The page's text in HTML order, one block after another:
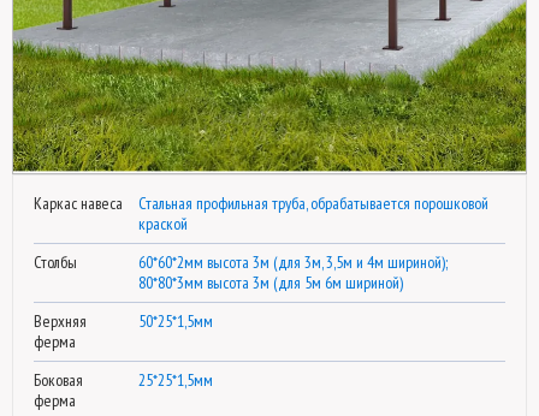
Каркас навеса
Стальная профильная труба, обрабатывается порошковой
краской
Столбы
60*60*2мм высота 3м (для 3м, 3,5м и 4м шириной);
80*80*3мм высота 3м (для 5м 6м шириной)
Верхняя
ферма
50*25*1,5мм
Боковая
ферма
25*25*1,5мм